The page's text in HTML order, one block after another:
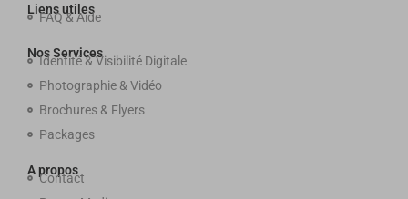
Liens utiles
FAQ & Aide
Nos Services
Identité & Visibilité Digitale
Photographie & Vidéo
Brochures & Flyers
Packages
A propos
Contact